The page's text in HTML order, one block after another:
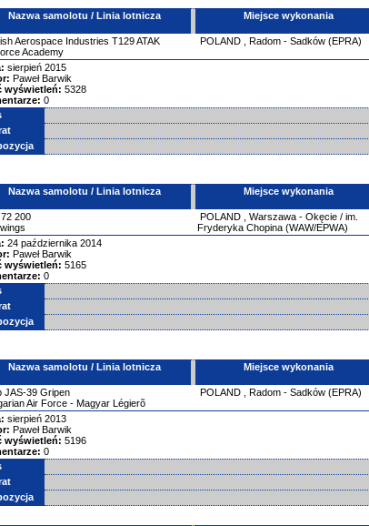
Nazwa samolotu / Linia lotnicza Miejsce wykonania
Aerospace Industries T129 ATAK
Academy
POLAND Radom - Sadków (EPRA)
sierpień 2015
Paweł Barwik
wyświetleń: 5328
0
Nazwa samolotu / Linia lotnicza Miejsce wykonania
72 200
POLAND
Warszawa - Okęcie / im.
Fryderyka Chopina (WAW/EPWA)
24 października 2014
Paweł Barwik
wyświetleń: 5165
0
Nazwa samolotu / Linia lotnicza Miejsce wykonania
JAS-39 Gripen
Air Force - Magyar Légierõ
POLAND Radom - Sadków (EPRA)
sierpień 2013
Paweł Barwik
wyświetleń: 5196
0